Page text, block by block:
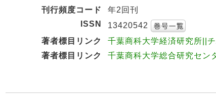
刊行頻度コード
年2回刊
ISSN
13420542
著者標目リンク
千葉商科大学経済研究所||
著者標目リンク
千葉商科大学総合研究セン